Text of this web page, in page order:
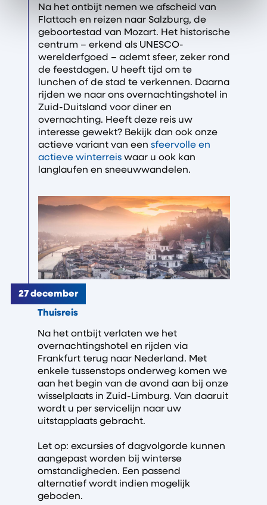
Na het ontbijt nemen we afscheid van
Flattach en reizen naar Salzburg, de
geboortestad van Mozart. Het historische
centrum – erkend als UNESCO-
werelderfgoed – ademt sfeer, zeker rond
de feestdagen. U heeft tijd om te
lunchen of de stad te verkennen. Daarna
rijden we naar ons overnachtingshotel in
Zuid-Duitsland voor diner en
overnachting. Heeft deze reis uw
interesse gewekt? Bekijk dan ook onze
actieve variant van een sfeervolle en
actieve winterreis waar u ook kan
langlaufen en sneeuwwandelen.
27 december
Thuisreis
Na het ontbijt verlaten we het
overnachtingshotel en rijden via
Frankfurt terug naar Nederland. Met
enkele tussenstops onderweg komen we
aan het begin van de avond aan bij onze
wisselplaats in Zuid-Limburg. Van daaruit
wordt u per servicelijn naar uw
uitstapplaats gebracht.
Let op: excursies of dagvolgorde kunnen
aangepast worden bij winterse
omstandigheden. Een passend
alternatief wordt indien mogelijk
geboden.